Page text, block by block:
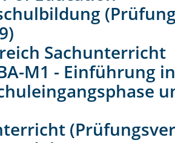
Sachunterricht
M1 - Einführung